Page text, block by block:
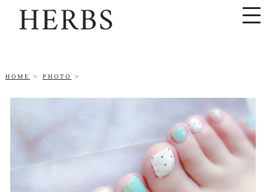
HOME PHOTO